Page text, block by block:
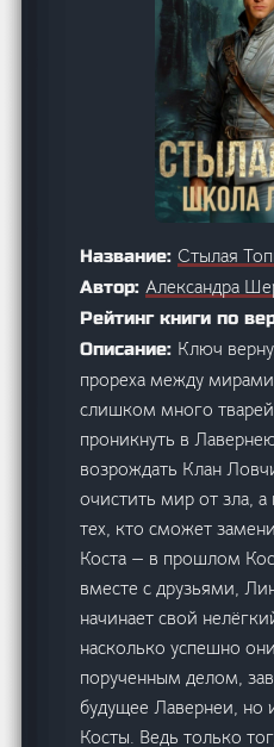
Название:Стылая
Автор:Александра
Рейтинг книги по
Описание: Ключ
прореха между
слишком много
проникнуть в
возрождать Клан
очистить мир от зла, а
тех, кто сможет
Коста — в прошлом
вместе с друзьями,
начинает свой
насколько успешно
порученным делом,
будущее Лавернеи, но
Косты. Ведь только